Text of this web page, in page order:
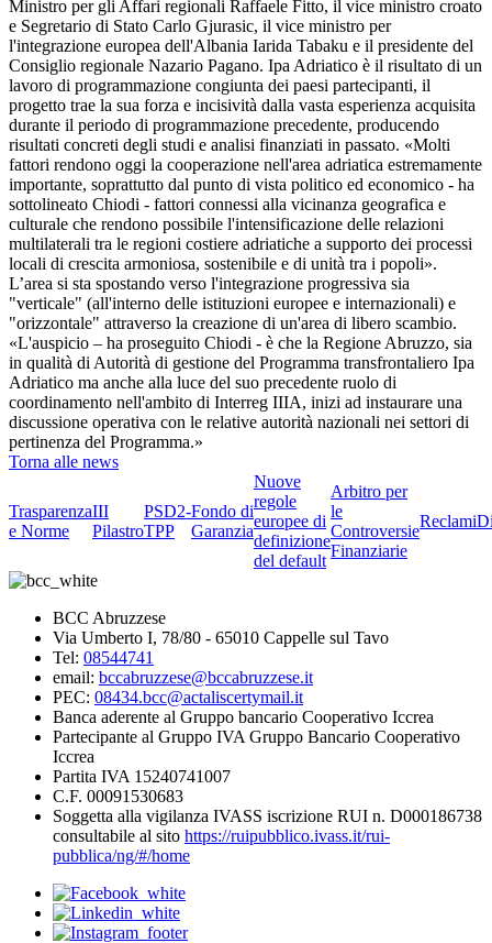
Ministro per gli Affari regionali Raffaele Fitto, il vice ministro croato
e Segretario di Stato Carlo Gjurasic, il vice ministro per
l'integrazione europea dell'Albania Iarida Tabaku e il presidente del
Consiglio regionale Nazario Pagano. Ipa Adriatico è il risultato di un
lavoro di programmazione congiunta dei paesi partecipanti, il
progetto trae la sua forza e incisività dalla vasta esperienza acquisita
durante il periodo di programmazione precedente, producendo
risultati concreti degli studi e analisi finanziati in passato. «Molti
fattori rendono oggi la cooperazione nell'area adriatica estremamente
importante, soprattutto dal punto di vista politico ed economico - ha
sottolineato Chiodi - fattori connessi alla vicinanza geografica e
culturale che rendono possibile l'intensificazione delle relazioni
multilaterali tra le regioni costiere adriatiche a supporto dei processi
locali di crescita armoniosa, sostenibile e di unità tra i popoli».
L’area si sta spostando verso l'integrazione progressiva sia
"verticale" (all'interno delle istituzioni europee e internazionali) e
"orizzontale" attraverso la creazione di un'area di libero scambio.
«L'auspicio – ha proseguito Chiodi - è che la Regione Abruzzo, sia
in qualità di Autorità di gestione del Programma transfrontaliero Ipa
Adriatico ma anche alla luce del suo precedente ruolo di
coordinamento nell'ambito di Interreg IIIA, inizi ad instaurare una
discussione operativa con le relative autorità nazionali nei settori di
pertinenza del Programma.»
Torna alle news
Trasparenza
e Norme
III
Pilastro
PSD2-
TPP
Fondo di
Garanzia
Nuove
regole
europee di
definizione
del default
Arbitro per
le
Controversie
Finanziarie
Reclami
BCC Abruzzese
Via Umberto I, 78/80 - 65010 Cappelle sul Tavo
Tel: 08544741
email: bccabruzzese@bccabruzzese.it
PEC: 08434.bcc@actaliscertymail.it
Banca aderente al Gruppo bancario Cooperativo Iccrea
Partecipante al Gruppo IVA Gruppo Bancario Cooperativo
Iccrea
Partita IVA 15240741007
C.F. 00091530683
Soggetta alla vigilanza IVASS iscrizione RUI n. D000186738
consultabile al sito https://ruipubblico.ivass.it/rui-
pubblica/ng/#/home